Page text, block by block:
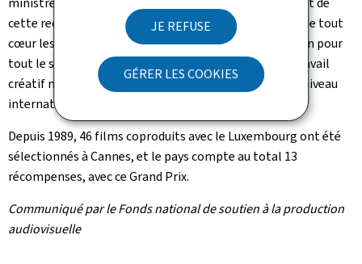
JE REFUSE
GÉRER LES COOKIES
cette reconnaissance et a déclaré: "Je tiens à féliciter de tout
cœur les producteurs. Ce prix est aussi une consécration pour
tout le secteur audiovisuel luxembourgeois, dont le travail
créatif ne cesse, depuis des années, d'être reconnu au niveau
international".
Depuis 1989, 46 films coproduits avec le Luxembourg ont été
sélectionnés à Cannes, et le pays compte au total 13
récompenses, avec ce Grand Prix.
Communiqué par le Fonds national de soutien à la production
audiovisuelle